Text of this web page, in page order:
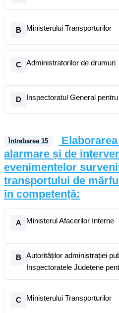
B Ministerului Transporturilor
C Administratorilor de drumuri
D Inspectoratul General
Întrebarea 15
alarmare și de
evenimentelor
transportului de
în competență:
A Ministerul Afacerilor Interne
B
Autorităților administrației
Inspectoratele Județene
C Ministerului Transporturilor